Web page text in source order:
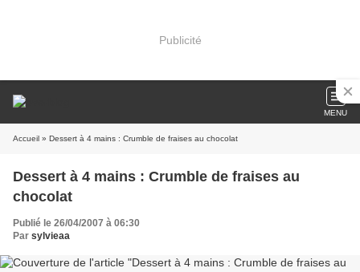
Publicité
MENU
Accueil » Dessert à 4 mains : Crumble de fraises au chocolat
Dessert à 4 mains : Crumble de fraises au
chocolat
Publié le 26/04/2007 à 06:30
Par sylvieaa